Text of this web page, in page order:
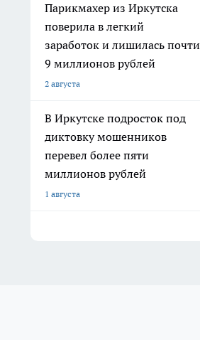
Парикмахер из Иркутска
поверила в легкий
заработок и лишилась почти
9 миллионов рублей
2 августа
В Иркутске подросток под
диктовку мошенников
перевел более пяти
миллионов рублей
1 августа